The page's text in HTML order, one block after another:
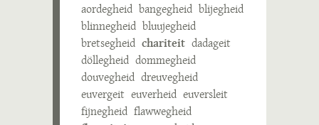
aordegheid bangegheid blijegheid
blinnegheid bluujegheid
bretsegheid chariteit dadageit
döllegheid dommegheid
douvegheid dreuvegheid
euvergeit euverheid euversleit
fijnegheid flawwegheid